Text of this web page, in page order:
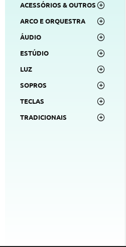
ACESSÓRIOS & OUTROS
ARCO E ORQUESTRA
ÁUDIO
ESTÚDIO
LUZ
SOPROS
TECLAS
TRADICIONAIS